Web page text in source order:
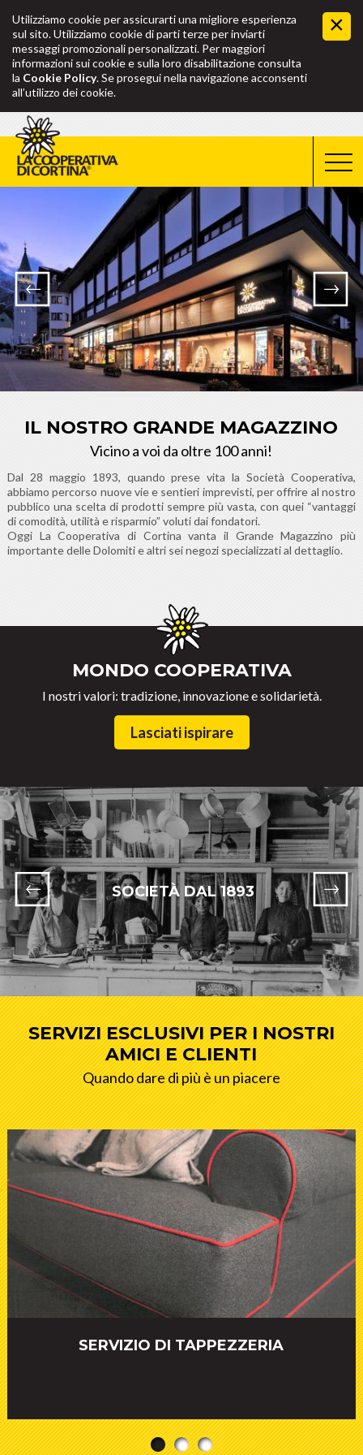
Utilizziamo cookie per assicurarti una migliore esperienza
sul sito. Utilizziamo cookie di parti terze per inviarti
messaggi promozionali personalizzati. Per maggiori
informazioni sui cookie e sulla loro disabilitazione consulta
la Cookie Policy. Se prosegui nella navigazione acconsenti
all’utilizzo dei cookie.
IL NOSTRO GRANDE MAGAZZINO
Vicino a voi da oltre 100 anni!
Dal 28 maggio 1893, quando prese vita la Società Cooperativa,
abbiamo percorso nuove vie e sentieri imprevisti, per offrire al nostro
pubblico una scelta di prodotti sempre più vasta, con quei “vantaggi
di comodità, utilità e risparmio” voluti dai fondatori.
Oggi La Cooperativa di Cortina vanta il Grande Magazzino più
importante delle Dolomiti e altri sei negozi specializzati al dettaglio.
MONDO COOPERATIVA
I nostri valori: tradizione, innovazione e solidarietà.
Lasciati ispirare
SOCIETÀ DAL 1893
SERVIZI ESCLUSIVI PER I NOSTRI
AMICI E CLIENTI
Quando dare di più è un piacere
SERVIZIO DI TAPPEZZERIA